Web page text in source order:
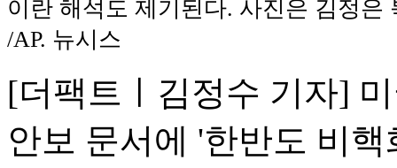
이란 해석도 제기된다. 사진은 김정은
/AP. 뉴시스
[더팩트ㅣ김정수 기자]
안보 문서에 '한반도 비